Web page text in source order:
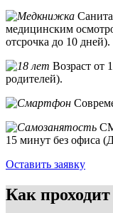
медицинским
отсрочка до 10 дней).
Возраст от
родителей).
15 минут без офиса
Оставить заявку
Как проходит